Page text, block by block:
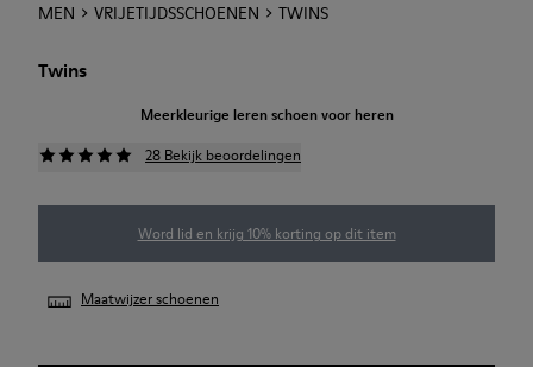
MEN VRIJETIJDSSCHOENEN TWINS
Twins
Meerkleurige leren schoen voor heren
28 Bekijk beoordelingen
Word lid en krijg 10% korting op dit item
Maatwijzer schoenen